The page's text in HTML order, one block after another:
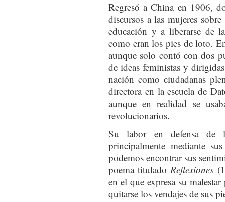
Regresó a China en 1906,
discursos a las mujeres
educación y a liberarse de
como eran los pies de loto.
aunque solo contó con dos
de ideas feministas y
nación como ciudadanas
directora en la escuela de
aunque en realidad se
revolucionarios.
Su labor en defensa de
principalmente mediante
podemos encontrar sus
poema titulado Reflexiones
en el que expresa su
quitarse los vendajes de sus